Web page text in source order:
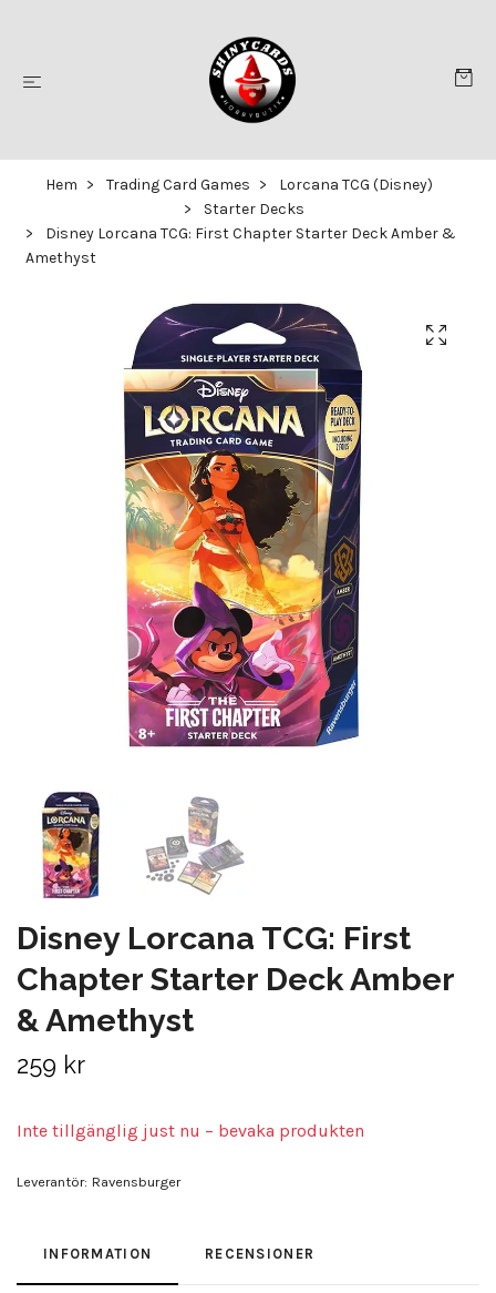
Hem Trading Card Games
Lorcana TCG (Disney)
Starter Decks
Disney Lorcana TCG: First Chapter Starter Deck Amber &
Amethyst
Disney Lorcana TCG: First
Chapter Starter Deck Amber
& Amethyst
259 kr
Inte tillgänglig just nu – bevaka produkten
Leverantör: Ravensburger
INFORMATION RECENSIONER